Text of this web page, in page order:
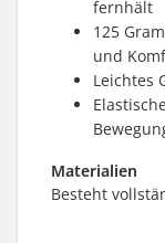
fernhält
125
und
Leichtes
Materialien
Besteht